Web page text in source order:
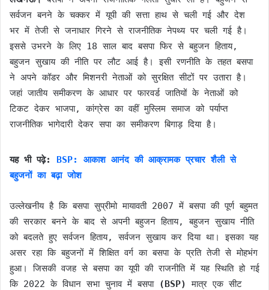
सर्वजन बनने के चक्कर में यूपी की सत्ता हाथ से चली गई और देश
भर में तेजी से जनाधार गिरने से राजनीतिक नेपथ्य पर चली गई है।
इससे उभरने के लिए 18 साल बाद बसपा फिर से बहुजन हिताय,
बहुजन सुखाय की नीति पर लौट आई है। इसी रणनीति के तहत बसपा
ने अपने कॉडर और मिशनरी नेताओं को सुरक्षित सीटों पर उतारा है।
जहां जातीय समीकरण के आधार पर फारवर्ड जातियों के नेताओं को
टिकट देकर भाजपा, कांग्रेस का वहीं मुस्लिम समाज को पर्याप्त
राजनीतिक भागेदारी देकर सपा का समीकरण बिगाड़ दिया है।
यह भी पढ़े: BSP: आकाश आनंद की आक्रामक प्रचार शैली से
बहुजनों का बढ़ा जोश
उल्लेखनीय है कि बसपा सुप्रीमो मायावती 2007 में बसपा की पूर्ण बहुमत
की सरकार बनने के बाद से अपनी बहुजन हिताय, बहुजन सुखाय नीति
को बदलते हुए सर्वजन हिताय, सर्वजन सुखाय कर दिया था। इसका यह
असर रहा कि बहुजनों में शिक्षित वर्ग का बसपा के प्रति तेजी से मोहभंग
हुआ। जिसकी वजह से बसपा का यूपी की राजनीति में यह स्थिति हो गई
कि 2022 के विधान सभा चुनाव में बसपा (BSP) मात्र एक सीट